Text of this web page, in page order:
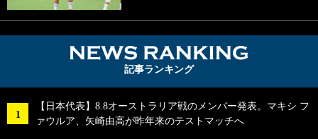
記事ランキング
【日本代表】8.8オーストラリア戦のメンバー発表。マキシ フ
ァウルア、矢崎由高が昨年来のテストマッチへ